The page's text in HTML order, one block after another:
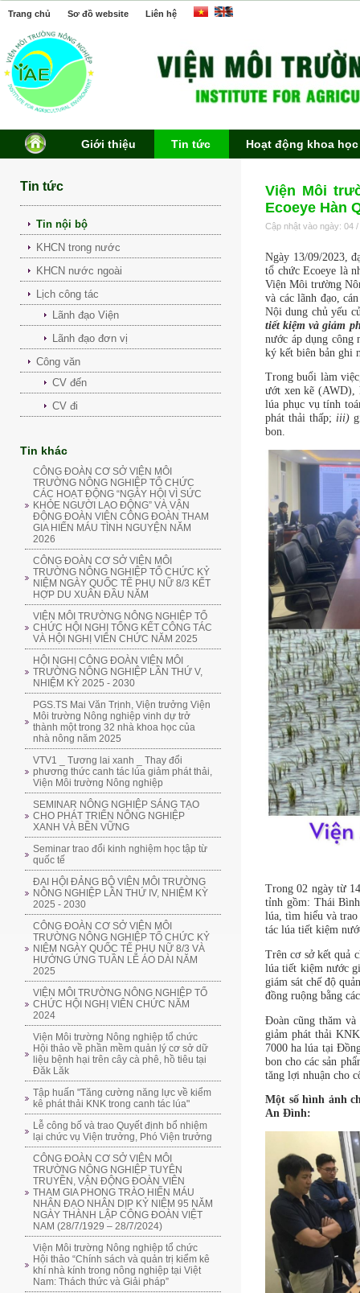
Trang chủ Sơ đồ website Liên hệ
Giới thiệu Tin tức Hoạt động khoa học
Tin tức
Tin nội bộ
KHCN trong nước
KHCN nước ngoài
Lịch công tác
Lãnh đạo Viện
Lãnh đạo đơn vị
Công văn
CV đến
CV đi
Tin khác
CÔNG ĐOÀN CƠ SỞ VIỆN MÔI
TRƯỜNG NÔNG NGHIỆP TỔ CHỨC
CÁC HOẠT ĐỘNG “NGÀY HỘI VÌ SỨC
KHỎE NGƯỜI LAO ĐỘNG” VÀ VẬN
ĐỘNG ĐOÀN VIÊN CÔNG ĐOÀN THAM
GIA HIẾN MÁU TÌNH NGUYỆN NĂM
2026
CÔNG ĐOÀN CƠ SỞ VIỆN MÔI
TRƯỜNG NÔNG NGHIỆP TỔ CHỨC KỶ
NIỆM NGÀY QUỐC TẾ PHỤ NỮ 8/3 KẾT
HỢP DU XUÂN ĐẦU NĂM
VIỆN MÔI TRƯỜNG NÔNG NGHIỆP TỔ
CHỨC HỘI NGHỊ TỔNG KẾT CÔNG TÁC
VÀ HỘI NGHỊ VIÊN CHỨC NĂM 2025
HỘI NGHỊ CÔNG ĐOÀN VIỆN MÔI
TRƯỜNG NÔNG NGHIỆP LẦN THỨ V,
NHIỆM KỲ 2025 - 2030
PGS.TS Mai Văn Trịnh, Viện trưởng Viện
Môi trường Nông nghiệp vinh dự trở
thành một trong 32 nhà khoa học của
nhà nông năm 2025
VTV1 _ Tương lai xanh _ Thay đổi
phương thức canh tác lúa giảm phát thải,
Viện Môi trường Nông nghiệp
SEMINAR NÔNG NGHIỆP SÁNG TẠO
CHO PHÁT TRIỂN NÔNG NGHIỆP
XANH VÀ BỀN VỮNG
Seminar trao đổi kinh nghiệm học tập từ
quốc tế
ĐẠI HỘI ĐẢNG BỘ VIỆN MÔI TRƯỜNG
NÔNG NGHIỆP LẦN THỨ IV, NHIỆM KỲ
2025 - 2030
CÔNG ĐOÀN CƠ SỞ VIỆN MÔI
TRƯỜNG NÔNG NGHIỆP TỔ CHỨC KỶ
NIỆM NGÀY QUỐC TẾ PHỤ NỮ 8/3 VÀ
HƯỞNG ỨNG TUẦN LỄ ÁO DÀI NĂM
2025
VIỆN MÔI TRƯỜNG NÔNG NGHIỆP TỔ
CHỨC HỘI NGHỊ VIÊN CHỨC NĂM
2024
Viện Môi trường Nông nghiệp tổ chức
Hội thảo về phần mềm quản lý cơ sở dữ
liệu bệnh hại trên cây cà phê, hồ tiêu tại
Đăk Lăk
Tập huấn "Tăng cường năng lực về kiểm
kê phát thải KNK trong canh tác lúa"
Lễ công bố và trao Quyết định bổ nhiệm
lại chức vụ Viện trưởng, Phó Viện trưởng
CÔNG ĐOÀN CƠ SỞ VIỆN MÔI
TRƯỜNG NÔNG NGHIỆP TUYÊN
TRUYỀN, VẬN ĐỘNG ĐOÀN VIÊN
THAM GIA PHONG TRÀO HIẾN MÁU
NHÂN ĐẠO NHÂN DỊP KỶ NIỆM 95 NĂM
NGÀY THÀNH LẬP CÔNG ĐOÀN VIỆT
NAM (28/7/1929 – 28/7/2024)
Viện Môi trường Nông nghiệp tổ chức
Hội thảo “Chính sách và quản trị kiểm kê
khí nhà kính trong nông nghiệp tại Việt
Nam: Thách thức và Giải pháp”
Viện Môi
Ecoeye Hàn
Cập nhật vào ngày: 04
Ngày 13/09/2023,
tổ chức Ecoeye là
Viện Môi trường
và các lãnh đạo,
Nội dung chủ yếu
tiết kiệm và giảm
nước áp dụng
ký kết biên bản ghi
Trong buổi làm
ướt xen kẽ (AWD),
lúa phục vụ tính
phát thải thấp;iii)
bon.
Trong 02 ngày từ
tỉnh gồm: Thái
lúa, tìm hiểu và
tác lúa tiết kiệm
Trên cơ sở kết quả
lúa tiết kiệm nước
giám sát chế độ
đồng ruộng bằng
Đoàn cũng thăm
giảm phát thải
7000 ha lúa tại
bon cho các sản
tăng lợi nhuận cho
Một số hình ảnh
An Đình: